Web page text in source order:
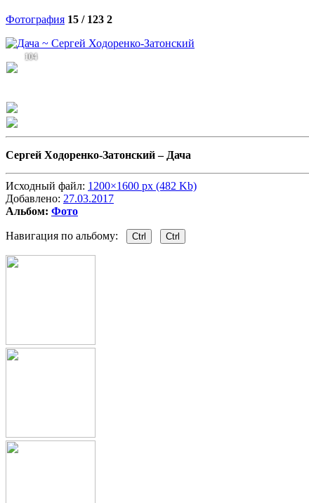
Фотография 15 / 123 2
104
Сергей Ходоренко-Затонский – Дача
Исходный файл: 1200×1600 px (482 Kb)
Добавлено: 27.03.2017
Альбом: Фото
Навигация по альбому: Ctrl Ctrl